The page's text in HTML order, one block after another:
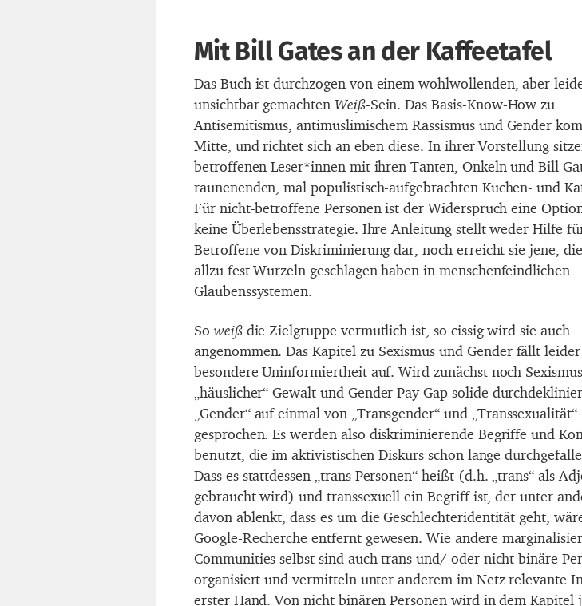
Mit Bill Gates an der Kaffeetafel
Das Buch ist durchzogen von einem wohlwollenden, aber
unsichtbar gemachten Weiß-Sein. Das Basis-Know-How zu
Antisemitismus, antimuslimischem Rassismus und Gender
Mitte, und richtet sich an eben diese. In ihrer Vorstellung
betroffenen Leser*innen mit ihren Tanten, Onkeln und Bill
raunenenden, mal populistisch-aufgebrachten Kuchen- und
Für nicht-betroffene Personen ist der Widerspruch eine
keine Überlebensstrategie. Ihre Anleitung stellt weder Hilfe
Betroffene von Diskriminierung dar, noch erreicht sie jene,
allzu fest Wurzeln geschlagen haben in menschenfeindlichen
Glaubenssystemen.
So weißdie Zielgruppe vermutlich ist, so cissig wird sie auch
angenommen. Das Kapitel zu Sexismus und Gender fällt
besondere Uninformiertheit auf. Wird zunächst noch
„häuslicher“ Gewalt und Gender Pay Gap solide
„Gender“ auf einmal von „Transgender“ und „Transsexualität“
gesprochen. Es werden also diskriminierende Begriffe und
benutzt, die im aktivistischen Diskurs schon lange
Dass es stattdessen „trans Personen“ heißt (d.h. „trans“ als
gebraucht wird) und transsexuell ein Begriff ist, der unter
davon ablenkt, dass es um die Geschlechteridentität geht,
Google-Recherche entfernt gewesen. Wie andere
Communities selbst sind auch trans und/ oder nicht binäre
organisiert und vermitteln unter anderem im Netz relevante
erster Hand. Von nicht binären Personen wird in dem Kapitel